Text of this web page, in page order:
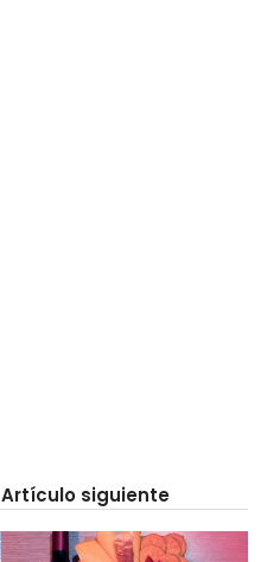
Artículo siguiente